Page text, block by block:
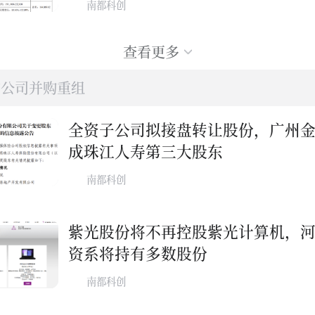
南都科创
查看更多
司并购重组
全资子公司拟接盘转让股份，广州
成珠江人寿第三大股东
南都科创
紫光股份将不再控股紫光计算机，
资系将持有多数股份
南都科创